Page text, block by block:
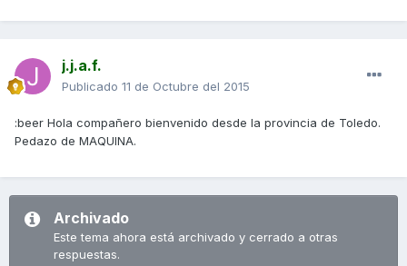
j.j.a.f.
Publicado 11 de Octubre del 2015
:beer Hola compañero bienvenido desde la provincia de Toledo.
Pedazo de MAQUINA.
Archivado
Este tema ahora está archivado y cerrado a otras
respuestas.